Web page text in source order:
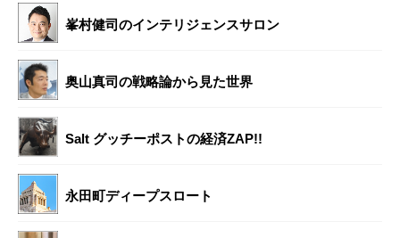
峯村健司のインテリジェンスサロン
奥山真司の戦略論から見た世界
Salt グッチーポストの経済ZAP!!
永田町ディープスロート